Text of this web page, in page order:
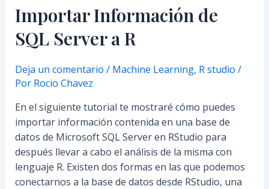
Importar Información de
SQL Server a R
Deja un comentario / Machine Learning, R studio /
Por Rocio Chavez
En el siguiente tutorial te mostraré cómo puedes
importar información contenida en una base de
datos de Microsoft SQL Server en RStudio para
después llevar a cabo el análisis de la misma con
lenguaje R. Existen dos formas en las que podemos
conectarnos a la base de datos desde RStudio, una